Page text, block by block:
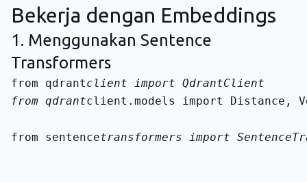
Bekerja dengan Embeddings
1. Menggunakan Sentence
Transformers
from qdrant
from qdrantclient.models import Distance,
from sentencetransformers import